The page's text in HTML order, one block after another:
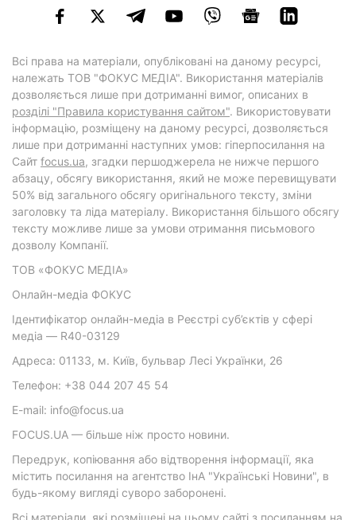
Всі права на матеріали, опубліковані на даному ресурсі,
належать ТОВ "ФОКУС МЕДІА". Використання матеріалів
дозволяється лише при дотриманні вимог, описаних в
розділі "Правила користування сайтом". Використовувати
інформацію, розміщену на даному ресурсі, дозволяється
лише при дотриманні наступних умов: гіперпосилання на
Cайт focus.ua, згадки першоджерела не нижче першого
абзацу, обсягу використання, який не може перевищувати
50% від загального обсягу оригінального тексту, зміни
заголовку та ліда матеріалу. Використання більшого обсягу
тексту можливе лише за умови отримання письмового
дозволу Компанії.
ТОВ «ФОКУС МЕДІА»
Онлайн-медіа ФОКУС
Ідентифікатор онлайн-медіа в Реєстрі суб’єктів у сфері
медіа — R40-03129
Адреса: 01133, м. Київ, бульвар Лесі Українки, 26
Телефон: +38 044 207 45 54
E-mail: info@focus.ua
FOCUS.UA — більше ніж просто новини.
Передрук, копіювання або відтворення інформації, яка
містить посилання на агентство ІнА "Українські Новини", в
будь-якому вигляді суворо заборонені.
Всі матеріали, які розміщені на цьому сайті з посиланням на